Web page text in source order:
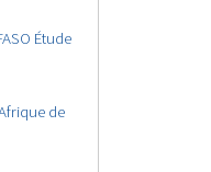
Étude
de